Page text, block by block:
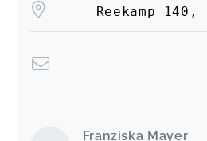
Reekamp 140,
Franziska Mayer